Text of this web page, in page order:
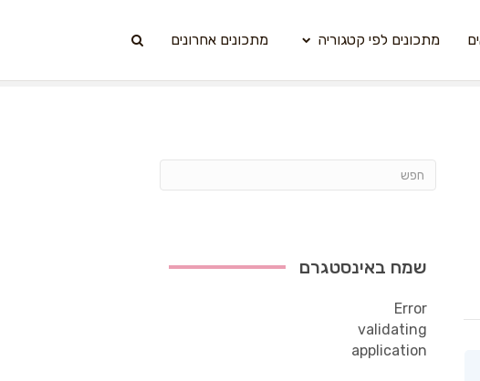
מתכונים לפי קטגוריה מתכונים אחרונים
שמח באינסטגרם
Error
validating
application